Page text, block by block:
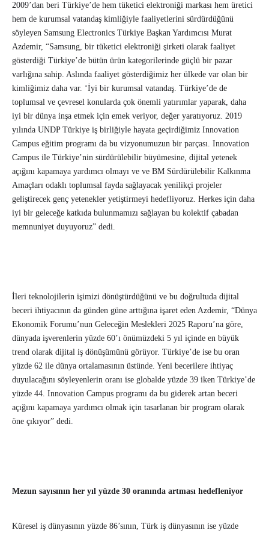
2009’dan beri Türkiye’de hem tüketici elektroniği markası hem üretici
hem de kurumsal vatandaş kimliğiyle faaliyetlerini sürdürdüğünü
söyleyen Samsung Electronics Türkiye Başkan Yardımcısı Murat
Azdemir, “Samsung, bir tüketici elektroniği şirketi olarak faaliyet
gösterdiği Türkiye’de bütün ürün kategorilerinde güçlü bir pazar
varlığına sahip. Aslında faaliyet gösterdiğimiz her ülkede var olan bir
kimliğimiz daha var. ‘İyi bir kurumsal vatandaş. Türkiye’de de
toplumsal ve çevresel konularda çok önemli yatırımlar yaparak, daha
iyi bir dünya inşa etmek için emek veriyor, değer yaratıyoruz. 2019
yılında UNDP Türkiye iş birliğiyle hayata geçirdiğimiz Innovation
Campus eğitim programı da bu vizyonumuzun bir parçası. Innovation
Campus ile Türkiye’nin sürdürülebilir büyümesine, dijital yetenek
açığını kapamaya yardımcı olmayı ve ve BM Sürdürülebilir Kalkınma
Amaçları odaklı toplumsal fayda sağlayacak yenilikçi projeler
geliştirecek genç yetenekler yetiştirmeyi hedefliyoruz. Herkes için daha
iyi bir geleceğe katkıda bulunmamızı sağlayan bu kolektif çabadan
memnuniyet duyuyoruz” dedi.
İleri teknolojilerin işimizi dönüştürdüğünü ve bu doğrultuda dijital
beceri ihtiyacının da günden güne arttığına işaret eden Azdemir, “Dünya
Ekonomik Forumu’nun Geleceğin Meslekleri 2025 Raporu’na göre,
dünyada işverenlerin yüzde 60’ı önümüzdeki 5 yıl içinde en büyük
trend olarak dijital iş dönüşümünü görüyor. Türkiye’de ise bu oran
yüzde 62 ile dünya ortalamasının üstünde. Yeni becerilere ihtiyaç
duyulacağını söyleyenlerin oranı ise globalde yüzde 39 iken Türkiye’de
yüzde 44. Innovation Campus programı da bu giderek artan beceri
açığını kapamaya yardımcı olmak için tasarlanan bir program olarak
öne çıkıyor” dedi.
Mezun sayısının her yıl yüzde 30 oranında artması hedefleniyor
Küresel iş dünyasının yüzde 86’sının, Türk iş dünyasının ise yüzde